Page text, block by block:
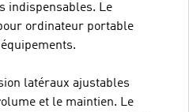
indispensables. Le
ordinateur portable
latéraux ajustables
et le maintien. Le